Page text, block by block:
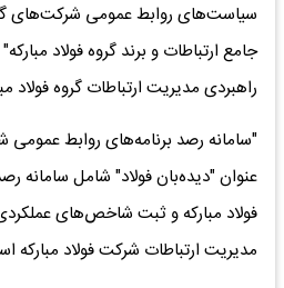
سیاست‌های روابط عمومی شرکت‌های
راهبردی مدیریت ارتباطات گروه فولاد
"سامانه رصد برنامه‌های روابط عمومی
عنوان "دیده‌بان فولاد" شامل سامانه
فولاد مبارکه و ثبت شاخص‌های
مدیریت ارتباطات شرکت فولاد مبارکه